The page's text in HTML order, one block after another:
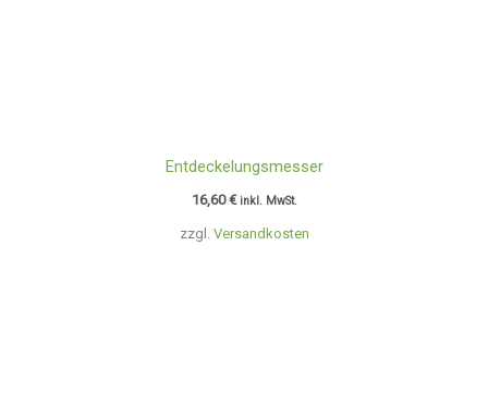
zzgl. Versandkosten
Entdeckelungsmesser
16,60€ inkl. MwSt.